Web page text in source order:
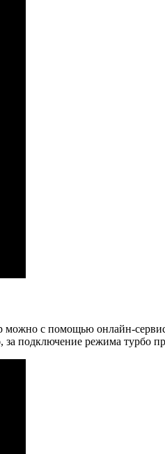
с помощью онлайн-
подключение режима турбо